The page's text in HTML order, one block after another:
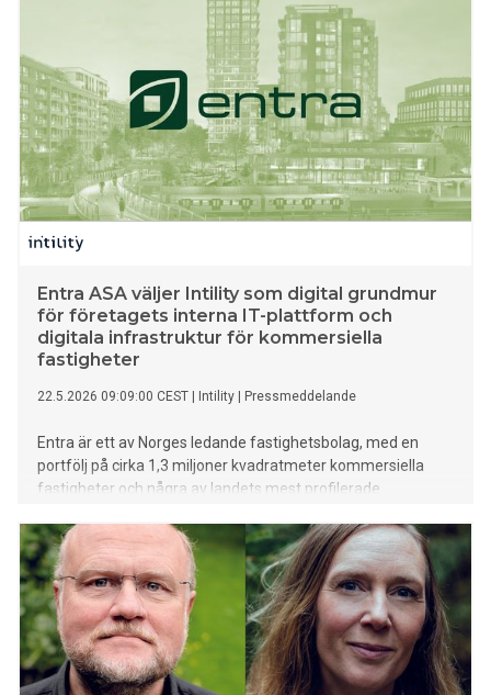
Entra ASA väljer Intility som digital grundmur
för företagets interna IT-plattform och
digitala infrastruktur för kommersiella
fastigheter
22.5.2026 09:09:00 CEST Intility Pressmeddelande
Entra är ett av Norges ledande fastighetsbolag, med en
portfölj på cirka 1,3 miljoner kvadratmeter kommersiella
fastigheter och några av landets mest profilerade
Stavanger. Företaget utvecklar och förvaltar moderna
arbetsplatser i en bransch där teknik, säkerhet och digitala
tjänster blir en allt viktigare del av vad hyresgäster förväntar
sig av en kommersiell fastighet.